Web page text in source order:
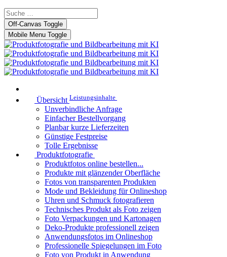
Off-Canvas Toggle
Mobile Menu Toggle
Übersicht Leistungsinhalte
Unverbindliche Anfrage
Einfacher Bestellvorgang
Planbar kurze Lieferzeiten
Günstige Festpreise
Tolle Ergebnisse
Produktfotografie
Produktfotos online bestellen...
Produkte mit glänzender Oberfläche
Fotos von transparenten Produkten
Mode und Bekleidung für Onlineshop
Uhren und Schmuck fotografieren
Technisches Produkt als Foto zeigen
Foto Verpackungen und Kartonagen
Deko-Produkte professionell zeigen
Anwendungsfotos im Onlineshop
Professionelle Spiegelungen im Foto
Foto von Produkt in Anwendung